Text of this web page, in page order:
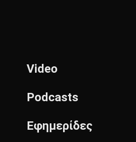
Video
Podcasts
Εφημερίδες